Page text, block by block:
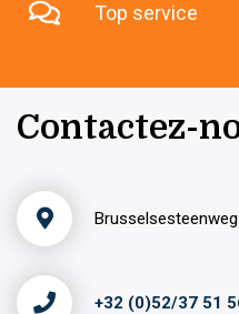
Top service
Contactez-
+32 (0)52/37 51